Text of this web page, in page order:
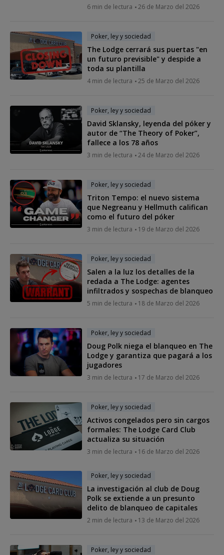
6 min de lectura 26 de Marzo del 2026
Poker, ley y sociedad
The Lodge cerrará sus puertas "en
un futuro previsible" y despide a
toda su plantilla
4 min de lectura 25 de Marzo del 2026
Poker, ley y sociedad
David Sklansky, leyenda del póker y
autor de “The Theory of Poker”,
fallece a los 78 años
3 min de lectura 24 de Marzo del 2026
Poker, ley y sociedad
Triton Tempo: el nuevo sistema
que Negreanu y Hellmuth califican
como el futuro del póker
3 min de lectura 19 de Marzo del 2026
Poker, ley y sociedad
Salen a la luz los detalles de la
redada a The Lodge: agentes
infiltrados y sospechas de blanqueo
5 min de lectura 18 de Marzo del 2026
Poker, ley y sociedad
Doug Polk niega el blanqueo en The
Lodge y garantiza que pagará a los
jugadores
3 min de lectura 17 de Marzo del 2026
Poker, ley y sociedad
Activos congelados pero sin cargos
formales: The Lodge Card Club
actualiza su situación
3 min de lectura 16 de Marzo del 2026
Poker, ley y sociedad
La investigación al club de Doug
Polk se extiende a un presunto
delito de blanqueo de capitales
2 min de lectura 13 de Marzo del 2026
Poker, ley y sociedad